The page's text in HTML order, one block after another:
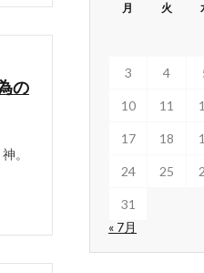
の
。
月 火
3 4
10 11
17 18
24 25
31
« 7月